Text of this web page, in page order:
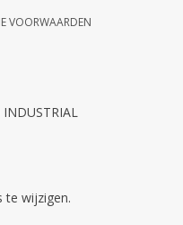
VOORWAARDEN
te wijzigen.